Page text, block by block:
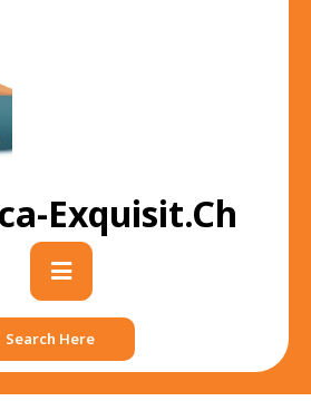
Exquisit.ch
Primary
Menu
Search Here